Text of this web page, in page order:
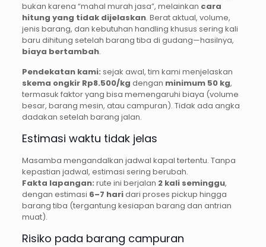
bukan karena “mahal murah jasa”, melainkan cara
hitung yang tidak dijelaskan. Berat aktual, volume,
jenis barang, dan kebutuhan handling khusus sering kali
baru dihitung setelah barang tiba di gudang—hasilnya,
biaya bertambah.
Pendekatan kami: sejak awal, tim kami menjelaskan
skema ongkir Rp8.500/kg dengan minimum 50 kg,
termasuk faktor yang bisa memengaruhi biaya (volume
besar, barang mesin, atau campuran). Tidak ada angka
dadakan setelah barang jalan.
Estimasi waktu tidak jelas
Masamba mengandalkan jadwal kapal tertentu. Tanpa
kepastian jadwal, estimasi sering berubah.
Fakta lapangan: rute ini berjalan 2 kali seminggu,
dengan estimasi 6–7 haridari proses pickup hingga
barang tiba (tergantung kesiapan barang dan antrian
muat).
Risiko pada barang campuran